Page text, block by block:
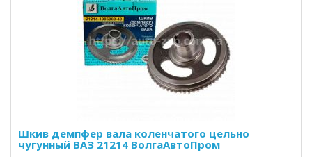
Шкив демпфер вала коленчатого цельно
чугунный ВАЗ 21214 ВолгаАвтоПром